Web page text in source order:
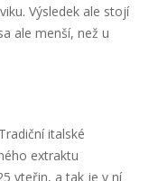
Výsledek ale stojí
ale menší, než u
italské
extraktu
vteřin, a tak je v ní